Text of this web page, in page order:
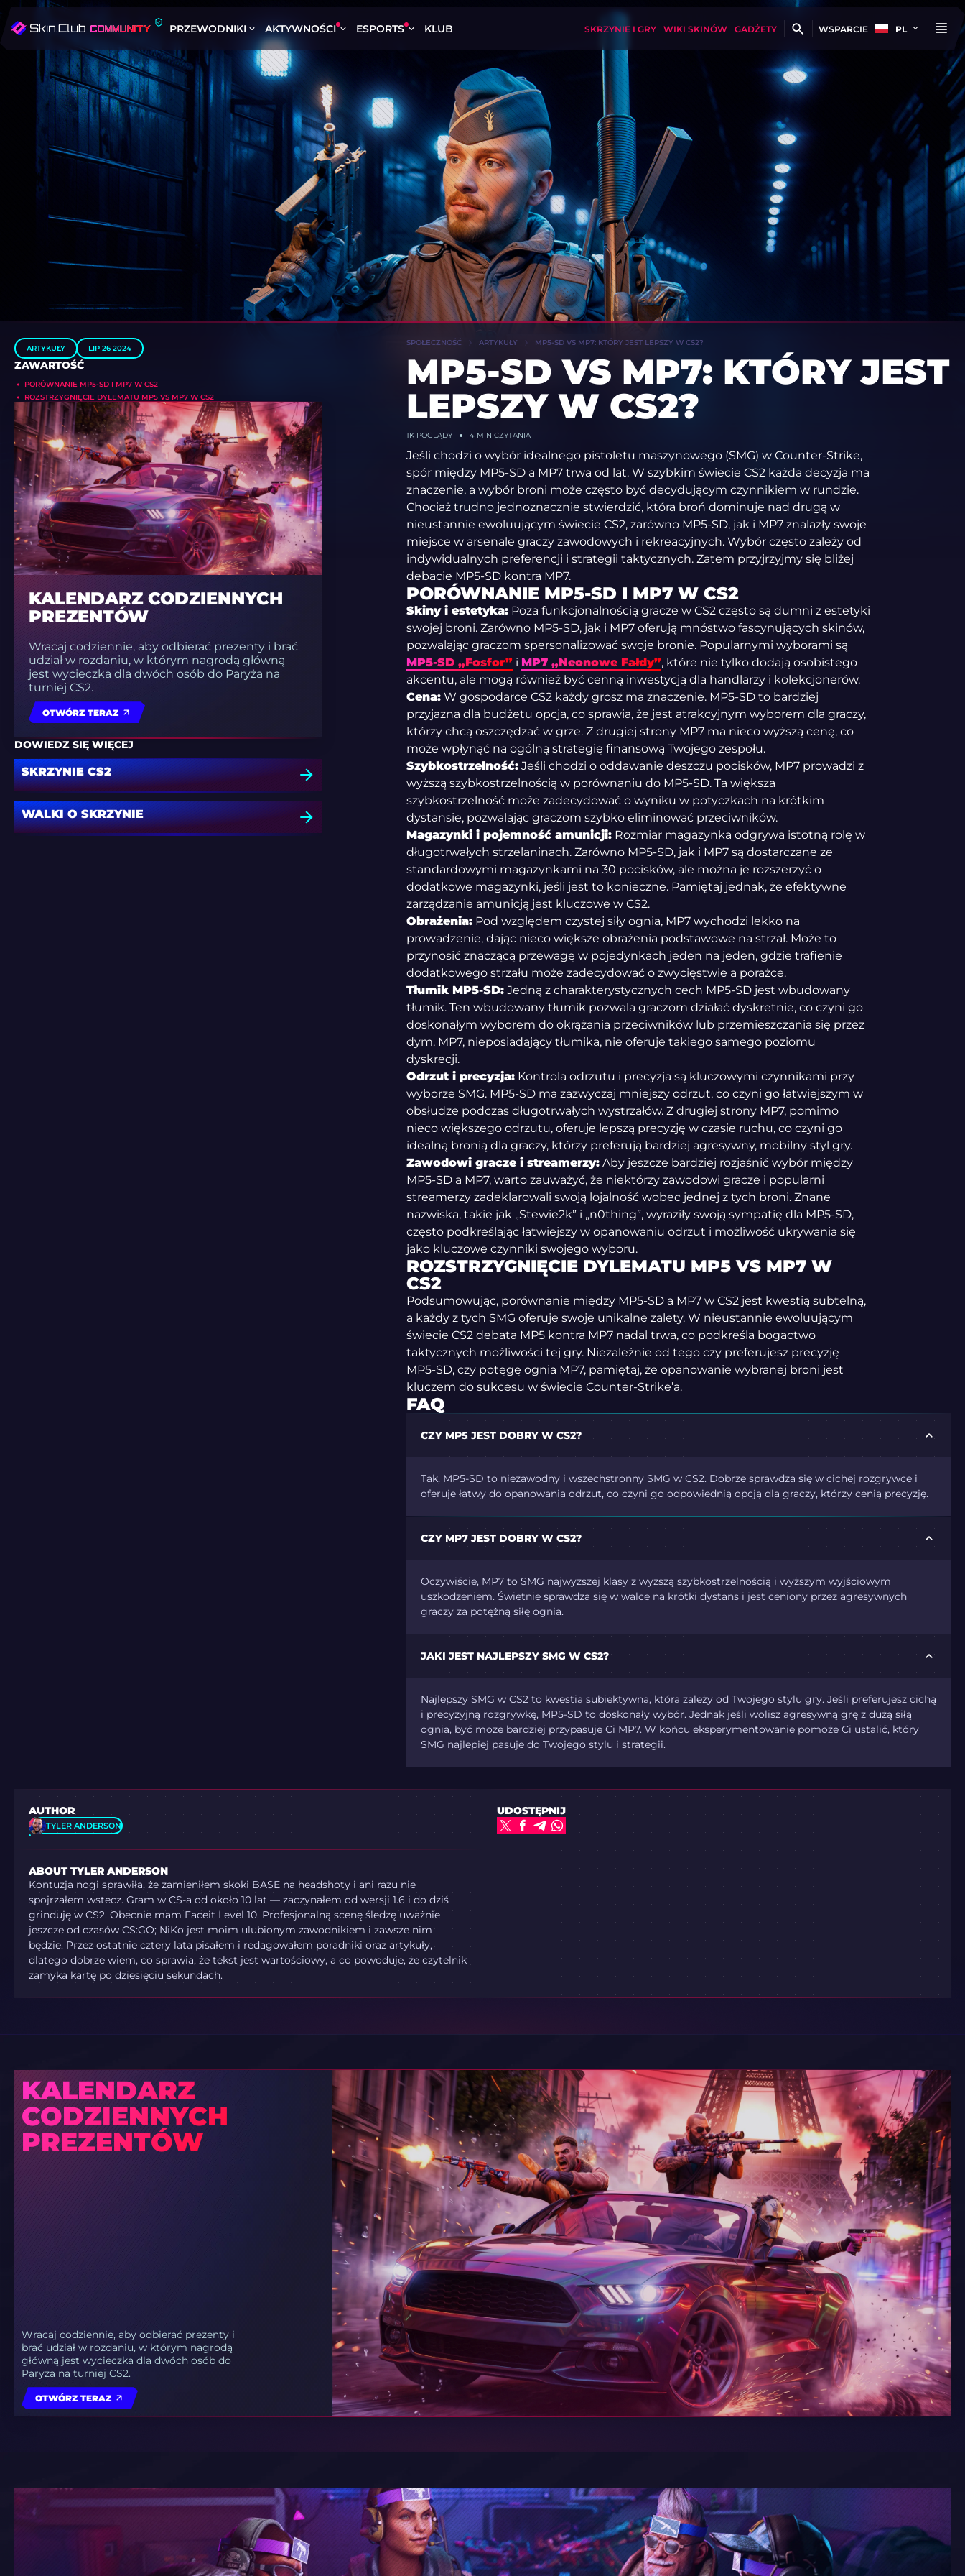
PRZEWODNIKI AKTYWNOŚCI ESPORTS KLUB SKRZYNIE I GRY WIKI SKINÓW GADŻETY WSPARCIE PL
ARTYKUŁY LIP 26 2024
ZAWARTOŚĆ
PORÓWNANIE MP5-SD I MP7 W CS2
ROZSTRZYGNIĘCIE DYLEMATU MP5 VS MP7 W CS2
KALENDARZ CODZIENNYCH
PREZENTÓW
Wracaj codziennie, aby odbierać prezenty i brać
udział w rozdaniu, w którym nagrodą główną
jest wycieczka dla dwóch osób do Paryża na
turniej CS2.
OTWÓRZ TERAZ
DOWIEDZ SIĘ WIĘCEJ
SKRZYNIE CS2
WALKI O SKRZYNIE
SPOŁECZNOŚĆ ARTYKUŁY MP5-SD VS MP7: KTÓRY JEST LEPSZY W CS2?
MP5-SD VS MP7: KTÓRY JEST
LEPSZY W CS2?
1KPOGLĄDY 4 MIN CZYTANIA
Jeśli chodzi o wybór idealnego pistoletu maszynowego (SMG) w Counter-Strike,
spór między MP5-SD a MP7 trwa od lat. W szybkim świecie CS2 każda decyzja ma
znaczenie, a wybór broni może często być decydującym czynnikiem w rundzie.
Chociaż trudno jednoznacznie stwierdzić, która broń dominuje nad drugą w
nieustannie ewoluującym świecie CS2, zarówno MP5-SD, jak i MP7 znalazły swoje
miejsce w arsenale graczy zawodowych i rekreacyjnych. Wybór często zależy od
indywidualnych preferencji i strategii taktycznych. Zatem przyjrzyjmy się bliżej
debacie MP5-SD kontra MP7.
PORÓWNANIE MP5-SD I MP7 W CS2
Skiny i estetyka:Poza funkcjonalnością gracze w CS2 często są dumni z estetyki
swojej broni. Zarówno MP5-SD, jak i MP7 oferują mnóstwo fascynujących skinów,
pozwalając graczom spersonalizować swoje bronie. Popularnymi wyborami są
MP5-SD „Fosfor”i MP7 „Neonowe Fałdy”, które nie tylko dodają osobistego
akcentu, ale mogą również być cenną inwestycją dla handlarzy i kolekcjonerów.
Cena:W gospodarce CS2 każdy grosz ma znaczenie. MP5-SD to bardziej
przyjazna dla budżetu opcja, co sprawia, że jest atrakcyjnym wyborem dla graczy,
którzy chcą oszczędzać w grze. Z drugiej strony MP7 ma nieco wyższą cenę, co
może wpłynąć na ogólną strategię finansową Twojego zespołu.
Szybkostrzelność:Jeśli chodzi o oddawanie deszczu pocisków, MP7 prowadzi z
wyższą szybkostrzelnością w porównaniu do MP5-SD. Ta większa
szybkostrzelność może zadecydować o wyniku w potyczkach na krótkim
dystansie, pozwalając graczom szybko eliminować przeciwników.
Magazynki i pojemność amunicji:Rozmiar magazynka odgrywa istotną rolę w
długotrwałych strzelaninach. Zarówno MP5-SD, jak i MP7 są dostarczane ze
standardowymi magazynkami na 30 pocisków, ale można je rozszerzyć o
dodatkowe magazynki, jeśli jest to konieczne. Pamiętaj jednak, że efektywne
zarządzanie amunicją jest kluczowe w CS2.
Obrażenia:Pod względem czystej siły ognia, MP7 wychodzi lekko na
prowadzenie, dając nieco większe obrażenia podstawowe na strzał. Może to
przynosić znaczącą przewagę w pojedynkach jeden na jeden, gdzie trafienie
dodatkowego strzału może zadecydować o zwycięstwie a porażce.
Tłumik MP5-SD:Jedną z charakterystycznych cech MP5-SD jest wbudowany
tłumik. Ten wbudowany tłumik pozwala graczom działać dyskretnie, co czyni go
doskonałym wyborem do okrążania przeciwników lub przemieszczania się przez
dym. MP7, nieposiadający tłumika, nie oferuje takiego samego poziomu
dyskrecji.
Odrzut i precyzja:Kontrola odrzutu i precyzja są kluczowymi czynnikami przy
wyborze SMG. MP5-SD ma zazwyczaj mniejszy odrzut, co czyni go łatwiejszym w
obsłudze podczas długotrwałych wystrzałów. Z drugiej strony MP7, pomimo
nieco większego odrzutu, oferuje lepszą precyzję w czasie ruchu, co czyni go
idealną bronią dla graczy, którzy preferują bardziej agresywny, mobilny styl gry.
Zawodowi gracze i streamerzy:Aby jeszcze bardziej rozjaśnić wybór między
MP5-SD a MP7, warto zauważyć, że niektórzy zawodowi gracze i popularni
streamerzy zadeklarowali swoją lojalność wobec jednej z tych broni. Znane
nazwiska, takie jak „Stewie2k” i „n0thing”, wyraziły swoją sympatię dla MP5-SD,
często podkreślając łatwiejszy w opanowaniu odrzut i możliwość ukrywania się
jako kluczowe czynniki swojego wyboru.
ROZSTRZYGNIĘCIE DYLEMATU MP5 VS MP7 W
CS2
Podsumowując, porównanie między MP5-SD a MP7 w CS2 jest kwestią subtelną,
a każdy z tych SMG oferuje swoje unikalne zalety. W nieustannie ewoluującym
świecie CS2 debata MP5 kontra MP7 nadal trwa, co podkreśla bogactwo
taktycznych możliwości tej gry. Niezależnie od tego czy preferujesz precyzję
MP5-SD, czy potęgę ognia MP7, pamiętaj, że opanowanie wybranej broni jest
kluczem do sukcesu w świecie Counter-Strike’a.
FAQ
CZY MP5 JEST DOBRY W CS2?
Tak, MP5-SD to niezawodny i wszechstronny SMG w CS2. Dobrze sprawdza się w cichej rozgrywce i
oferuje łatwy do opanowania odrzut, co czyni go odpowiednią opcją dla graczy, którzy cenią precyzję.
CZY MP7 JEST DOBRY W CS2?
Oczywiście, MP7 to SMG najwyższej klasy z wyższą szybkostrzelnością i wyższym wyjściowym
uszkodzeniem. Świetnie sprawdza się w walce na krótki dystans i jest ceniony przez agresywnych
graczy za potężną siłę ognia.
JAKI JEST NAJLEPSZY SMG W CS2?
Najlepszy SMG w CS2 to kwestia subiektywna, która zależy od Twojego stylu gry. Jeśli preferujesz cichą
i precyzyjną rozgrywkę, MP5-SD to doskonały wybór. Jednak jeśli wolisz agresywną grę z dużą siłą
ognia, być może bardziej przypasuje Ci MP7. W końcu eksperymentowanie pomoże Ci ustalić, który
SMG najlepiej pasuje do Twojego stylu i strategii.
AUTHOR
TYLER ANDERSON
ABOUT TYLER ANDERSON
Kontuzja nogi sprawiła, że zamieniłem skoki BASE na headshoty i ani razu nie
spojrzałem wstecz. Gram w CS-a od około 10 lat — zaczynałem od wersji 1.6 i do dziś
grinduję w CS2. Obecnie mam Faceit Level 10. Profesjonalną scenę śledzę uważnie
jeszcze od czasów CS:GO; NiKo jest moim ulubionym zawodnikiem i zawsze nim
będzie. Przez ostatnie cztery lata pisałem i redagowałem poradniki oraz artykuły,
dlatego dobrze wiem, co sprawia, że tekst jest wartościowy, a co powoduje, że czytelnik
zamyka kartę po dziesięciu sekundach.
UDOSTĘPNIJ
KALENDARZ
CODZIENNYCH
PREZENTÓW
Wracaj codziennie, aby odbierać prezenty i
brać udział w rozdaniu, w którym nagrodą
główną jest wycieczka dla dwóch osób do
Paryża na turniej CS2.
OTWÓRZ TERAZ